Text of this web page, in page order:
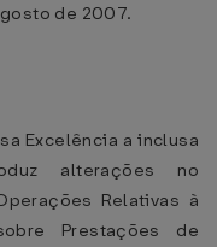
de 2007.
Excelência a inclusa
alterações no
Relativas à
Prestações de